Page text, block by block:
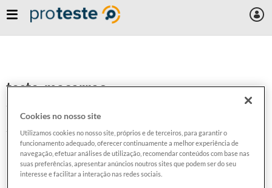
teste-macarrao
Server Error
Server Error
Cookies no nosso site
Utilizamos cookies no nosso site, próprios e de terceiros, para garantir o
funcionamento adequado, oferecer continuamente a melhor experiência de
navegação, efetuar análises de utilização, recomendar conteúdos com base nas
suas preferências, apresentar anúncios noutros sites que podem ser do seu
interesse e facilitar a interação nas redes sociais.